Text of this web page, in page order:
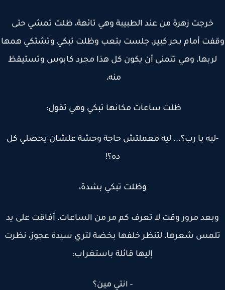
خرجت زهرة من عند الطبيبة وهي تائهة، ظلت تمشي حتى
أمام بحر كبير، جلست بتعب وظلت تبكي وتشتكي همها
وهي تتمنى أن يكون كل هذا مجرد كابوس وتستيقظ
منه،
ظلت ساعات مكانها تبكي وهي تقول:
يا رب؟... ليه معملتش حاجة وحشة علشان يحصلي كل
ده؟!
وظلت تبكي بشدة،
مرور وقت لا تعرف كم مر من الساعات، أفاقت على يد
شعرها، لتنظر خلفها بخضة لتري سيدة عجوز، نظرت
إليها قائلة باستغراب:
- انتي مين؟